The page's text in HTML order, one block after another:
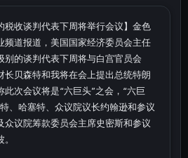
税收谈判代表下周将举行会议】金色
频道报道，美国国家经济委员会主任
别的谈判代表下周将与白宫官员会
长贝森特和我将在会上提出总统特朗
次会议将是“六巨头”之会，“六巨
、哈塞特、众议院议长约翰逊和参议
众议院筹款委员会主席史密斯和参议